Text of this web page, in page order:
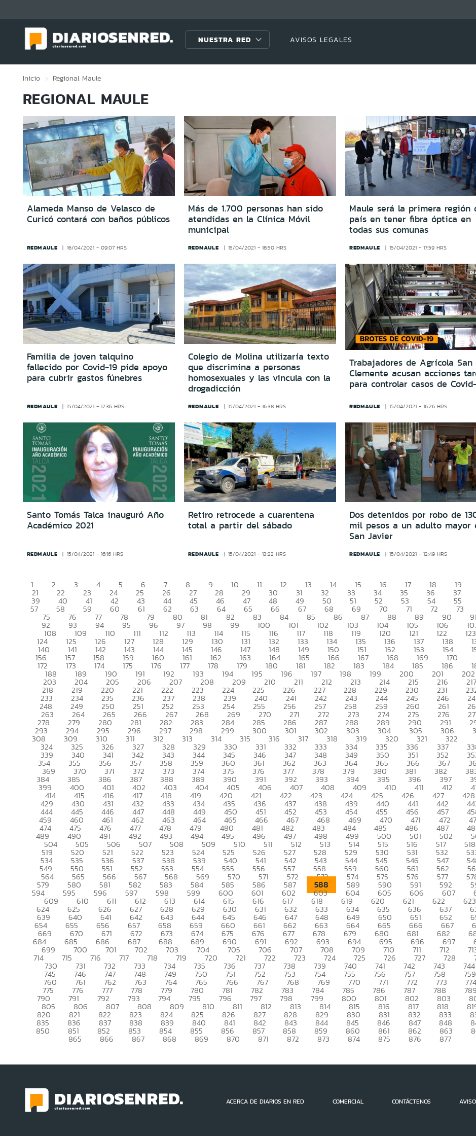
NUESTRA RED AVISOS LEGALES
Inicio Regional Maule
REGIONAL MAULE
Alameda Manso de Velasco de
Curicó contará con baños públicos
REDMAULE 16/04/2021 - 09:07 HRS
Más de 1.700 personas han sido
atendidas en la Clínica Móvil
municipal
REDMAULE 15/04/2021 - 18:50 HRS
Maule será la primera región
país en tener fibra óptica en
todas sus comunas
REDMAULE 15/04/2021 - 17:59 HRS
Familia de joven talquino
fallecido por Covid-19 pide apoyo
para cubrir gastos fúnebres
REDMAULE 15/04/2021 - 17:36 HRS
Colegio de Molina utilizaría texto
que discrimina a personas
homosexuales y las vincula con la
drogadicción
REDMAULE 15/04/2021 - 16:38 HRS
Trabajadores de Agrícola San
Clemente acusan acciones
para controlar casos de
REDMAULE 15/04/2021 - 16:26 HRS
Santo Tomás Talca inauguró Año
Académico 2021
REDMAULE 15/04/2021 - 16:16 HRS
Retiro retrocede a cuarentena
total a partir del sábado
REDMAULE 15/04/2021 - 13:22 HRS
Dos detenidos por robo de
mil pesos a un adulto mayor
San Javier
REDMAULE 15/04/2021 - 12:49 HRS
1 2 3 4 5 6 7 8 9 10 11 12 13 14 15 16 17 18 19
21 22 23 24 25 26 27 28 29 30 31 32 33 34 35 36 37
39 40 41 42 43 44 45 46 47 48 49 50 51 52 53 54 55
57 58 59 60 61 62 63 64 65 66 67 68 69 70 71 72 73
75 76 77 78 79 80 81 82 83 84 85 86 87 88 89 90 91
92 93 94 95 96 97 98 99 100 101 102 103 104 105 106
108 109 110 111 112 113 114 115 116 117 118 119 120 121 122 123
124 125 126 127 128 129 130 131 132 133 134 135 136 137 138
140 141 142 143 144 145 146 147 148 149 150 151 152 153 154
156 157 158 159 160 161 162 163 164 165 166 167 168 169 170
172 173 174 175 176 177 178 179 180 181 182 183 184 185 186
188 189 190 191 192 193 194 195 196 197 198 199 200 201 202
203 204 205 206 207 208 209 210 211 212 213 214 215 216 217
218 219 220 221 222 223 224 225 226 227 228 229 230 231
233 234 235 236 237 238 239 240 241 242 243 244 245 246
248 249 250 251 252 253 254 255 256 257 258 259 260 261
263 264 265 266 267 268 269 270 271 272 273 274 275 276
278 279 280 281 282 283 284 285 286 287 288 289 290 291
293 294 295 296 297 298 299 300 301 302 303 304 305 306
308 309 310 311 312 313 314 315 316 317 318 319 320 321 322
324 325 326 327 328 329 330 331 332 333 334 335 336 337
339 340 341 342 343 344 345 346 347 348 349 350 351 352
354 355 356 357 358 359 360 361 362 363 364 365 366 367
369 370 371 372 373 374 375 376 377 378 379 380 381 382
384 385 386 387 388 389 390 391 392 393 394 395 396 397
399 400 401 402 403 404 405 406 407 408 409 410 411 412
414 415 416 417 418 419 420 421 422 423 424 425 426 427 428
429 430 431 432 433 434 435 436 437 438 439 440 441 442
444 445 446 447 448 449 450 451 452 453 454 455 456 457
459 460 461 462 463 464 465 466 467 468 469 470 471 472
474 475 476 477 478 479 480 481 482 483 484 485 486 487
489 490 491 492 493 494 495 496 497 498 499 500 501 502
504 505 506 507 508 509 510 511 512 513 514 515 516 517 518
519 520 521 522 523 524 525 526 527 528 529 530 531 532
534 535 536 537 538 539 540 541 542 543 544 545 546 547
549 550 551 552 553 554 555 556 557 558 559 560 561 562
564 565 566 567 568 569 570 571 572 573 574 575 576 577
579 580 581 582 583 584 585 586 587 588 589 590 591 592
594 595 596 597 598 599 600 601 602 603 604 605 606 607
609 610 611 612 613 614 615 616 617 618 619 620 621 622 623
624 625 626 627 628 629 630 631 632 633 634 635 636 637
639 640 641 642 643 644 645 646 647 648 649 650 651 652
654 655 656 657 658 659 660 661 662 663 664 665 666 667
669 670 671 672 673 674 675 676 677 678 679 680 681 682
684 685 686 687 688 689 690 691 692 693 694 695 696 697
699 700 701 702 703 704 705 706 707 708 709 710 711 712
714 715 716 717 718 719 720 721 722 723 724 725 726 727 728
730 731 732 733 734 735 736 737 738 739 740 741 742 743 744
745 746 747 748 749 750 751 752 753 754 755 756 757 758 759
760 761 762 763 764 765 766 767 768 769 770 771 772 773 774
775 776 777 778 779 780 781 782 783 784 785 786 787 788 789
790 791 792 793 794 795 796 797 798 799 800 801 802 803
805 806 807 808 809 810 811 812 813 814 815 816 817 818
820 821 822 823 824 825 826 827 828 829 830 831 832 833
835 836 837 838 839 840 841 842 843 844 845 846 847 848
850 851 852 853 854 855 856 857 858 859 860 861 862 863
865 866 867 868 869 870 871 872 873 874 875 876 877
ACERCA DE DIARIOS EN RED COMERCIAL CONTÁCTENOS